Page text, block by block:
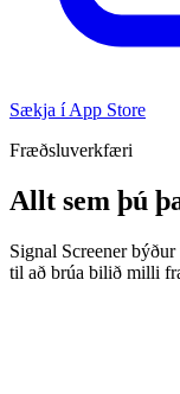
Sækja í App Store
Fræðsluverkfæri
Allt sem þú
Signal Screener
til að brúa bilið milli